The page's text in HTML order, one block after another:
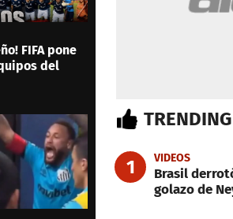
FIFA pone
del
TRENDING
1 VIDEOS
Brasil
golazo de